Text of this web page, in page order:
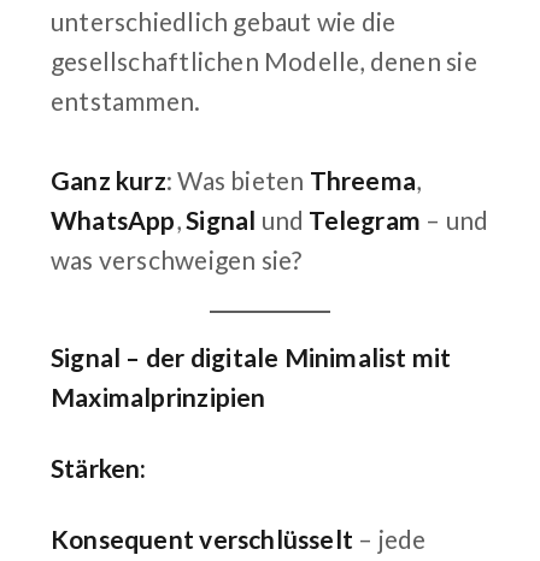
unterschiedlich gebaut wie die
gesellschaftlichen Modelle, denen sie
entstammen.
Ganz kurz: Was bieten Threema,
WhatsApp,Signal und Telegram – und
was verschweigen sie?
Signal – der digitale Minimalist mit
Maximalprinzipien
Stärken:
Konsequent verschlüsselt – jede